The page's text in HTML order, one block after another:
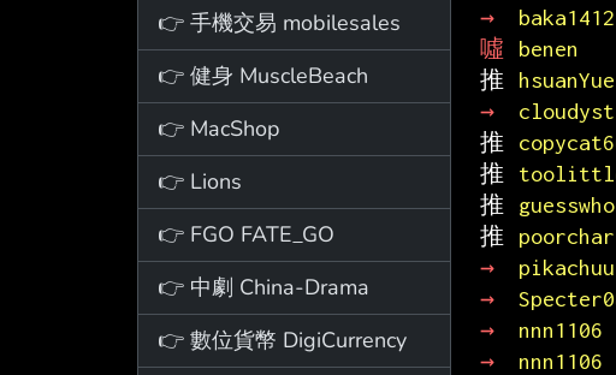
👉 手機交易 mobilesales
👉 健身 MuscleBeach
👉 MacShop
👉 Lions
👉 FGO FATE_GO
👉 中劇 China-Drama
👉 數位貨幣 DigiCurrency
→
噓
推
→
推
推
推
推
→
→
→
→